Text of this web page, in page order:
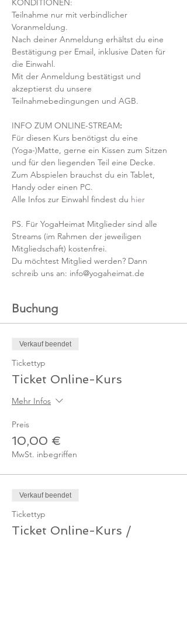
KONDITIONEN:
Teilnahme nur mit verbindlicher
Voranmeldung.
Nach deiner Anmeldung erhältst du eine
Bestätigung per Email, inklusive Daten für
die Einwahl.
Mit der Anmeldung bestätigst und
akzeptierst du unsere
Teilnahmebedingungen und AGB.
INFO ZUM ONLINE-STREAM:
Für diesen Kurs benötigst du eine
(Yoga-)Matte, gerne ein Kissen zum Sitzen
und für den liegenden Teil eine Decke.
Zum Abspielen brauchst du ein Tablet,
Handy oder einen PC.
Alle Infos zur Einwahl findest du hier
PS. Für YogaHeimat Mitglieder sind alle
Streams (im Rahmen der jeweiligen
Mitgliedschaft) kostenfrei.
Du möchtest Mitglied werden? Dann
schreib uns an: info@yogaheimat.de
Buchung
Verkauf beendet
Tickettyp
Ticket Online-Kurs
Mehr Infos
Preis
10,00 €
MwSt. inbegriffen
Verkauf beendet
Tickettyp
Ticket Online-Kurs /